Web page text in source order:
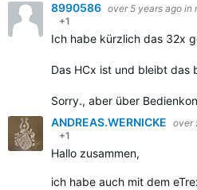
8990586 over 5 years ago in
+1
Ich habe kürzlich das 32x
Das HCx ist und bleibt das
Sorry., aber über
ANDREAS.WERNICKE over
+1
Hallo zusammen,
ich habe auch mit dem